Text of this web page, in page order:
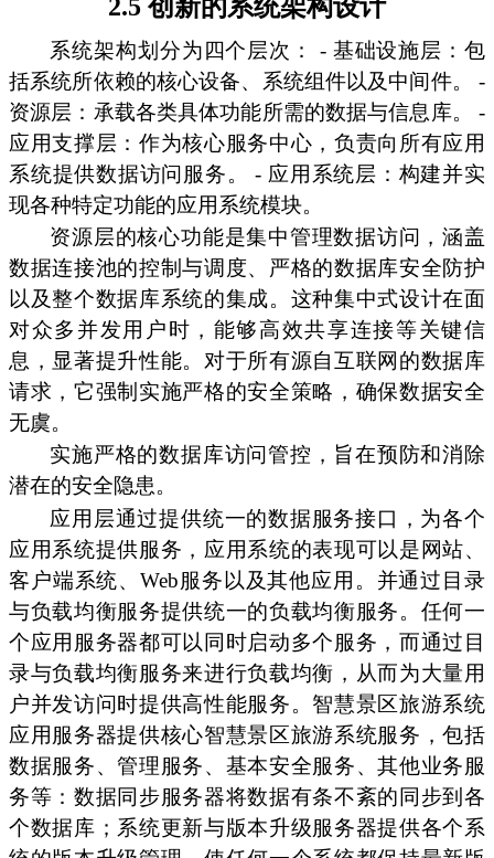
2.5 创新的系统架构设计
系统架构划分为四个层次： - 基础设施层：包
括系统所依赖的核心设备、系统组件以及中间件。 -
资源层：承载各类具体功能所需的数据与信息库。 -
应用支撑层：作为核心服务中心，负责向所有应用
系统提供数据访问服务。 - 应用系统层：构建并实
现各种特定功能的应用系统模块。
资源层的核心功能是集中管理数据访问，涵盖
数据连接池的控制与调度、严格的数据库安全防护
以及整个数据库系统的集成。这种集中式设计在面
对众多并发用户时，能够高效共享连接等关键信
息，显著提升性能。对于所有源自互联网的数据库
请求，它强制实施严格的安全策略，确保数据安全
无虞。
实施严格的数据库访问管控，旨在预防和消除
潜在的安全隐患。
应用层通过提供统一的数据服务接口，为各个
应用系统提供服务，应用系统的表现可以是网站、
客户端系统、Web服务以及其他应用。并通过目录
与负载均衡服务提供统一的负载均衡服务。任何一
个应用服务器都可以同时启动多个服务，而通过目
录与负载均衡服务来进行负载均衡，从而为大量用
户并发访问时提供高性能服务。智慧景区旅游系统
应用服务器提供核心智慧景区旅游系统服务，包括
数据服务、管理服务、基本安全服务、其他业务服
务等：数据同步服务器将数据有条不紊的同步到各
个数据库；系统更新与版本升级服务器提供各个系